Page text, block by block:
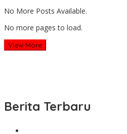
No More Posts Available.
No more pages to load.
View More
Berita Terbaru